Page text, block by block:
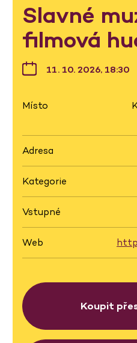
Slavné
filmová
11. 10. 2026, 18:30
Místo
Adresa
Kategorie
Vstupné
Web
Koupit